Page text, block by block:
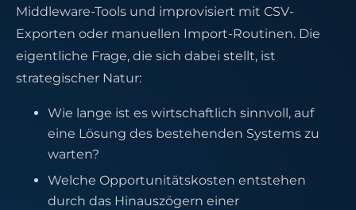
Middleware-Tools und improvisiert mit CSV-
Exporten oder manuellen Import-Routinen. Die
eigentliche Frage, die sich dabei stellt, ist
strategischer Natur:
Wie lange ist es wirtschaftlich sinnvoll, auf
eine Lösung des bestehenden Systems zu
warten?
Welche Opportunitätskosten entstehen
durch das Hinauszögern einer